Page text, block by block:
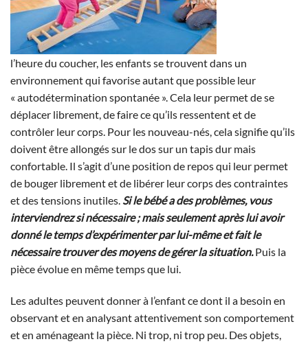
l’heure du coucher, les enfants se trouvent dans un
environnement qui favorise autant que possible leur
« autodétermination spontanée ». Cela leur permet de se
déplacer librement, de faire ce qu’ils ressentent et de
contrôler leur corps. Pour les nouveau-nés, cela signifie qu’ils
doivent être allongés sur le dos sur un tapis dur mais
confortable. Il s’agit d’une position de repos qui leur permet
de bouger librement et de libérer leur corps des contraintes
et des tensions inutiles. Si le bébé a des problèmes, vous
interviendrez si nécessaire ; mais seulement après lui avoir
donné le temps d’expérimenter par lui-même et fait le
nécessaire trouver des moyens de gérer la situation.Puis la
pièce évolue en même temps que lui.
Les adultes peuvent donner à l’enfant ce dont il a besoin en
observant et en analysant attentivement son comportement
et en aménageant la pièce. Ni trop, ni trop peu. Des objets,